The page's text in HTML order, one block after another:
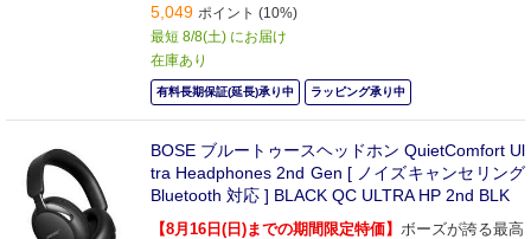
5,049 ポイント (10%)
最短 8/8(土) にお届け
在庫あり
有料長期保証(延長)承り中 ラッピング承り中
BOSE ブルートゥースヘッドホン QuietComfort Ul
tra Headphones 2nd Gen [ ノイズキャンセリング
Bluetooth 対応 ] BLACK QC ULTRA HP 2nd BLK
【8月16日(日)までの期間限定特価】 ボーズが誇る最高